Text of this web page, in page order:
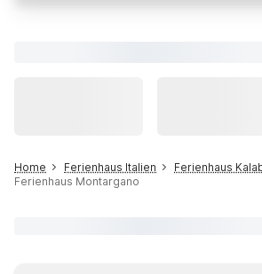
Home Ferienhaus Italien
Ferienhaus
Ferienhaus Montargano